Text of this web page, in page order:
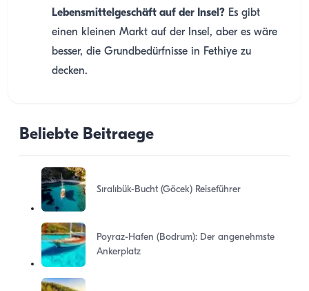
Lebensmittelgeschäft auf der Insel? Es gibt
einen kleinen Markt auf der Insel, aber es wäre
besser, die Grundbedürfnisse in Fethiye zu
decken.
Beliebte Beitraege
Sıralıbük-Bucht (Göcek) Reiseführer
Poyraz-Hafen (Bodrum): Der angenehmste
Ankerplatz